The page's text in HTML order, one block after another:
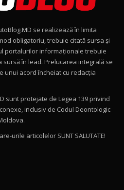
AMG E 53 HYBRID 4MATIC+ / Test
ES90 / Test Drive AutoBlog.MD
/ Test Drive AutoBlog.MD
aventura cu luxul / AutoBlog.MD
se realizează în limita
obligatoriu, trebuie citată sursa și
portalurilor informaționale trebuie
sursă în lead. Prelucarea integrală se
unui acord încheiat cu redacţia
sunt protejate de Legea 139 privind
inclusiv de Codul Deontologic
urile articolelor SUNT SALUTATE!